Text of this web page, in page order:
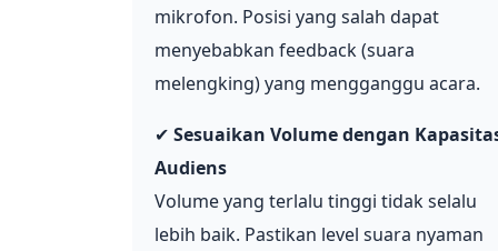
mikrofon. Posisi yang salah dapat
menyebabkan feedback (suara
melengking) yang mengganggu acara.
✔Sesuaikan Volume dengan
Audiens
Volume yang terlalu tinggi tidak selalu
lebih baik. Pastikan level suara nyaman